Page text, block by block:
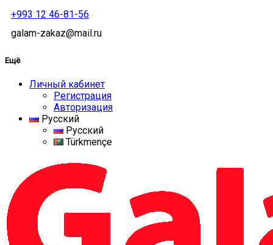
+993 12 46-81-56
galam-zakaz@mail.ru
Ещё
Личный кабинет
Регистрация
Авторизация
Русский
Русский
Türkmençe